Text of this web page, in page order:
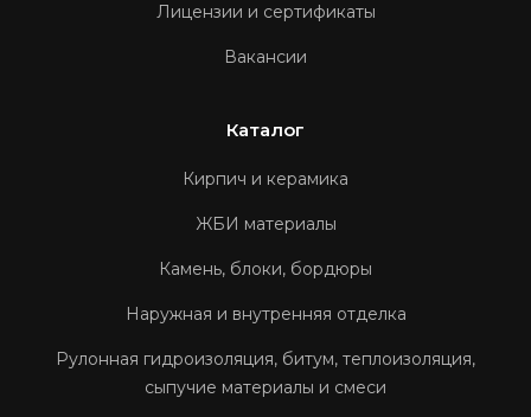
Лицензии и сертификаты
Вакансии
Каталог
Кирпич и керамика
ЖБИ материалы
Камень, блоки, бордюры
Наружная и внутренняя отделка
Рулонная гидроизоляция, битум, теплоизоляция,
сыпучие материалы и смеси